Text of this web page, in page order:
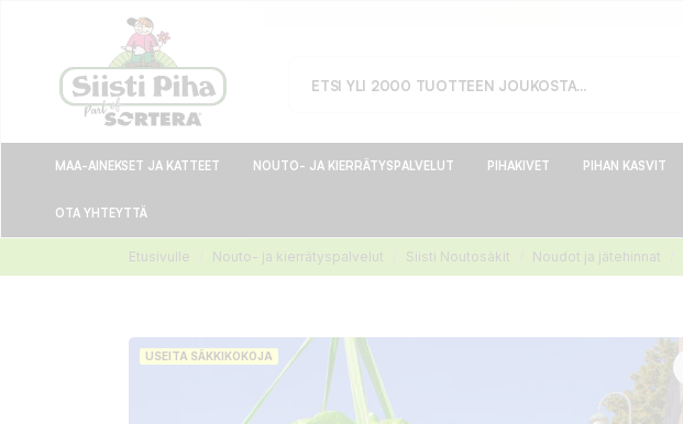
MAA-AINEKSET JA KATTEET NOUTO- JA KIERRÄTYSPALVELUT PIHAKIVET PIHAN KASVIT
OTA YHTEYTTÄ
Etusivulle Nouto- ja kierrätyspalvelut Siisti Noutosäkit Noudot ja jätehinnat
USEITA SÄKKIKOKOJA